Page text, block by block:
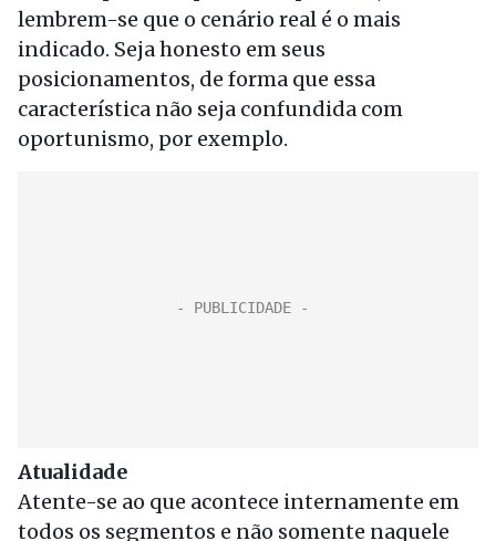
lembrem-se que o cenário real é o mais
indicado. Seja honesto em seus
posicionamentos, de forma que essa
característica não seja confundida com
oportunismo, por exemplo.
Atualidade
Atente-se ao que acontece internamente em
todos os segmentos e não somente naquele